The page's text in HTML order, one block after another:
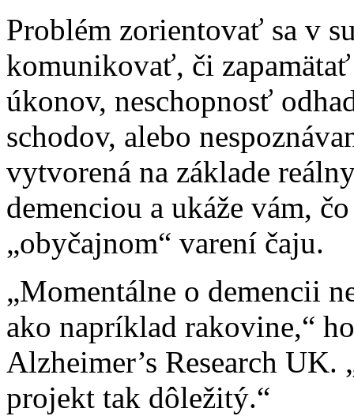
Problém zorientovať sa v
komunikovať, či
úkonov, neschopnosť
schodov, alebo
vytvorená na základe
demenciou a ukáže vám,
„obyčajnom“ varení čaju.
„Momentálne o demencii
ako napríklad rakovine,“
Alzheimer’s Research
projekt tak dôležitý.“